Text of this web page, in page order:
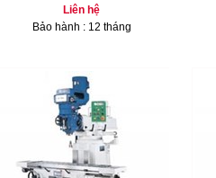
Liên hệ
Bảo hành : 12 tháng